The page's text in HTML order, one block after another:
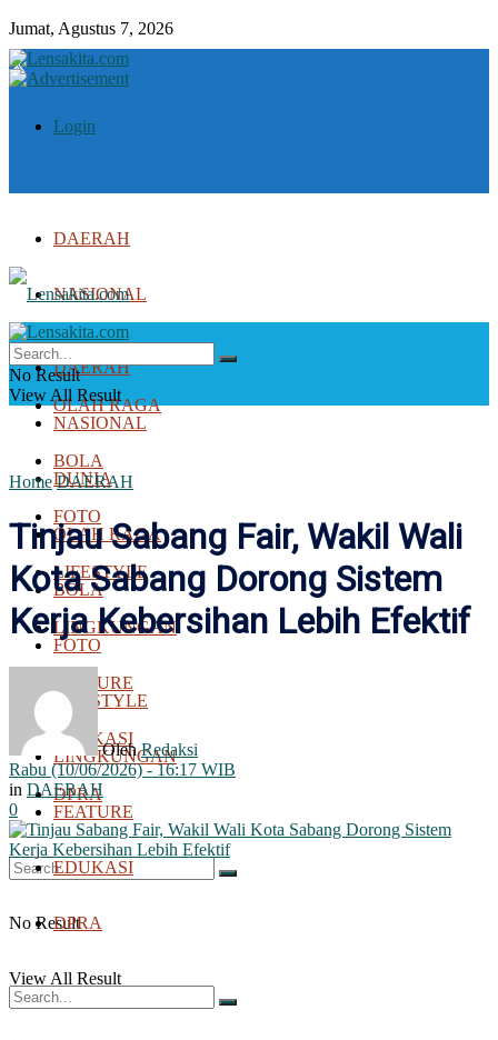
Jumat, Agustus 7, 2026
Login
DAERAH
NASIONAL
DUNIA
OLAH RAGA
BOLA
FOTO
LIFESTYLE
LINGKUNGAN
FEATURE
EDUKASI
DPRA
No Result
View All Result
DAERAH
NASIONAL
DUNIA
OLAH RAGA
BOLA
FOTO
LIFESTYLE
LINGKUNGAN
FEATURE
EDUKASI
DPRA
No Result
View All Result
Home DAERAH
Tinjau Sabang Fair, Wakil Wali
Kota Sabang Dorong Sistem
Kerja Kebersihan Lebih Efektif
Oleh Redaksi
Rabu (10/06/2026) - 16:17 WIB
in DAERAH
0